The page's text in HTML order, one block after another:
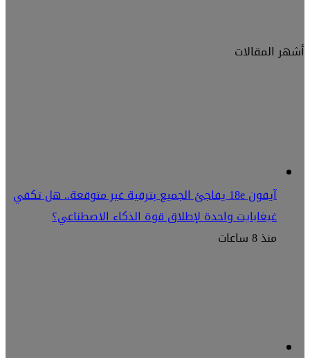
أشهر المقالات
آيفون 18e يفاجئ الجميع بترقية غير متوقعة.. هل تكفي
غيغابايت واحدة لإطلاق قوة الذكاء الاصطناعي؟
منذ 8 ساعات